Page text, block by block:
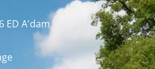
ED A'dam